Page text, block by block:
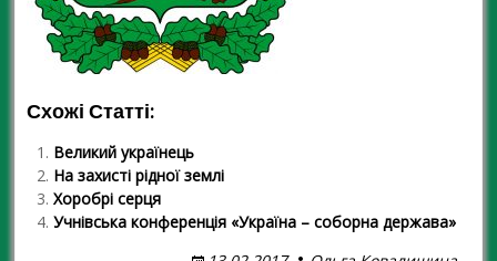
Схожі Статті:
Великий українець
На захисті рідної землі
Хоробрі серця
Учнівська конференція «Україна – соборна держава»